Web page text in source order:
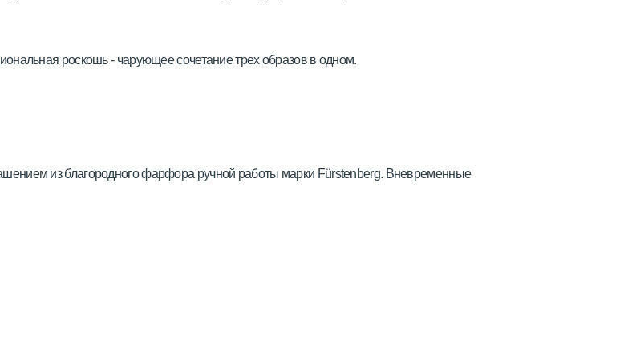
роскошь - чарующее сочетание трех образов в одном.
из благородного фарфора ручной работы марки Fürstenberg. Вневременные